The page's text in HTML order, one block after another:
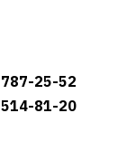
25-52
81-20